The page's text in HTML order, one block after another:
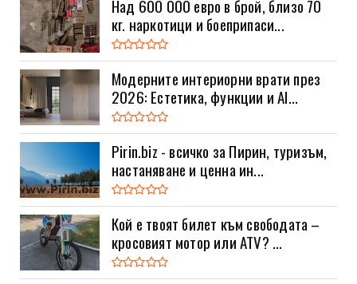
Над 600 000 евро в брой, близо 70
кг. наркотици и боеприпаси...
Модерните интериорни врати през
2026: Естетика, функции и AI...
Pirin.biz - всичко за Пирин, туризъм,
настаняване и ценна ин...
Кой е твоят билет към свободата –
кросовият мотор или ATV? ...